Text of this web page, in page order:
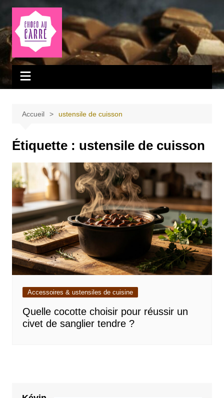
Aller
contenu
Accueil ustensile de cuisson
Étiquette : ustensile de cuisson
Accessoires & ustensiles de cuisine
Quelle cocotte choisir pour réussir un
civet de sanglier tendre ?